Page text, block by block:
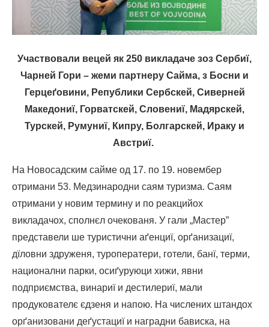
Участвовали вецей як 250 викладаче зоз Сербиї,
Чарней Гори – жеми партнеру Сайма, з Босни и
Герцеґовини, Републики Сербскей, Сиверней
Македониї, Горватскей, Словениї, Мадярскей,
Турскей, Румуниї, Кипру, Болгарскей, Ираку и
Австриї.
На Новосадским сайме од 17. по 19. новембер
отримани 53. Медзинародни саям туризма. Саям
отримани у новим термину и по реакцийох
викладачох, сполнєл очекованя. У гали „Мастер”
представели ше туристични аґенциї, орґанизациї,
дїловни здруженя, туроператери, готели, банї, терми,
национални парки, осиґуруюци хижи, явни
подприємства, винариї и дестилериї, мали
продукователє єдзеня и напою. На числених штандох
орґанизовани деґустациї и наградни бависка, на